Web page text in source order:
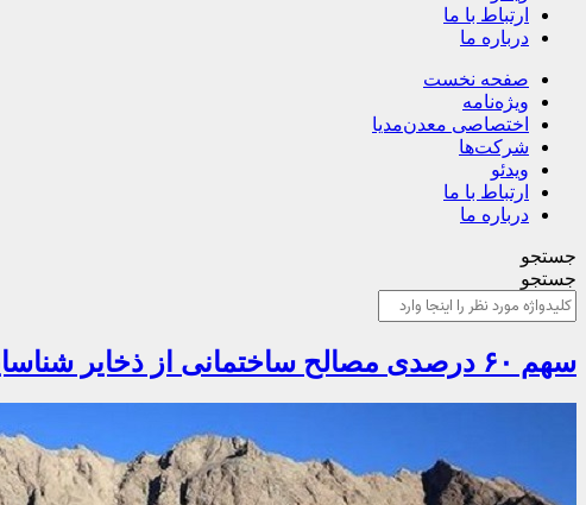
ارتباط با ما
درباره ما
صفحه نخست
ویژه‌نامه
اختصاصی معدن‌مدیا
شرکت‌ها
ویدئو
ارتباط با ما
درباره ما
جستجو
جستجو
سهم ۶۰ درصدی مصالح ساختمانی از ذخایر شناسایی‌شده معدنی